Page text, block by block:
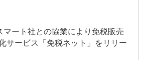
マート社との協業により免税販売
サービス「免税ネット」をリリー